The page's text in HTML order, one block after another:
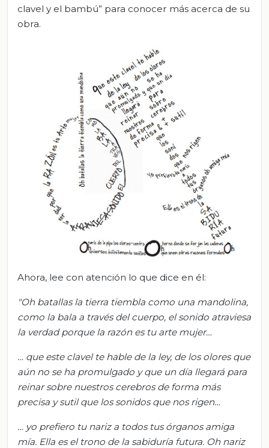
clavel y el bambú” para conocer más acerca de su
obra.
Ahora, lee con atención lo que dice en él:
"Oh batallas la tierra tiembla como una mandolina,
como la bala a través del cuerpo, el sonido atraviesa
la verdad porque la razón es tu arte mujer…
… que este clavel te hable de la ley, de los olores que
aún no se ha promulgado y que un día llegará para
reinar sobre nuestros cerebros de forma más
precisa y sutil que los sonidos que nos rigen…
… yo prefiero tu nariz a todos tus órganos amiga
mía. Ella es el trono de la sabiduría futura. Oh nariz